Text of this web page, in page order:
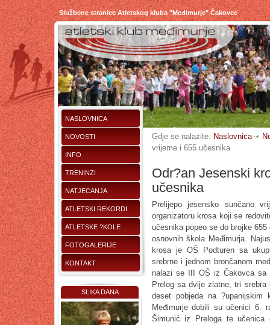
Službene stranice Atletskog kluba "Međimurje" Čakovec
NASLOVNICA
NOVOSTI
INFO
TRENINZI
NATJECANJA
ATLETSKI REKORDI
ATLETSKE ?KOLE
FOTOGALERIJE
KONTAKT
SLIKA DANA
Gdje se nalazite: Naslovnica
vrijeme i 655 učesnika
Odr?an Jesenski
učesnika
Prelijepo jesensko sunčano
organizatoru krosa koji se
učesnika popeo se do brojke
osnovnih škola Međimurja.
krosa je OŠ Podturen sa
srebrne i jednom brončanom
nalazi se III OŠ iz Čakovca sa
Prelog sa dvije zlatne, tri
deset pobjeda na ?upanijskim
Međimurje dobili su učenici 6.
Šimunić iz Preloga te